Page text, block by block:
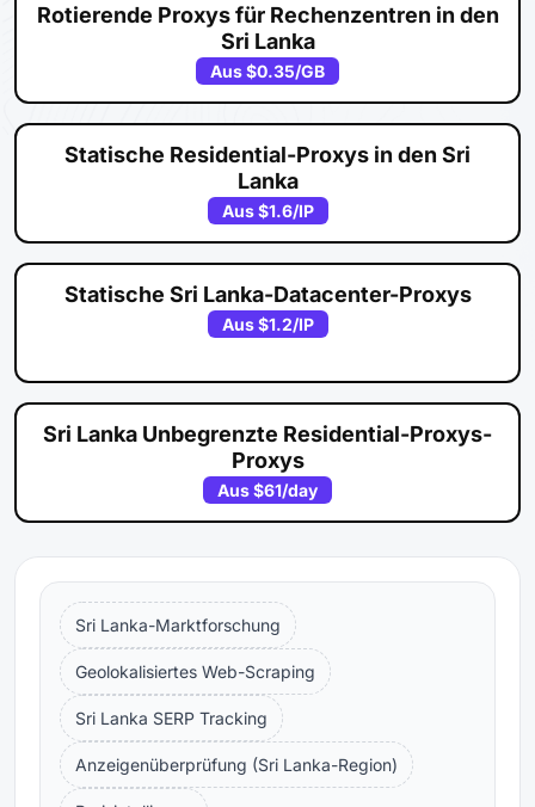
Rotierende Proxys für Rechenzentren in den
Sri Lanka
Aus$0.35/GB
Statische Residential-Proxys in den Sri
Lanka
Aus$1.6/IP
Statische Sri Lanka-Datacenter-Proxys
Aus$1.2/IP
Sri Lanka Unbegrenzte Residential-Proxys-
Proxys
Aus$61/day
Sri Lanka-Marktforschung
Geolokalisiertes Web-Scraping
Sri Lanka SERP Tracking
Anzeigenüberprüfung (Sri Lanka-Region)